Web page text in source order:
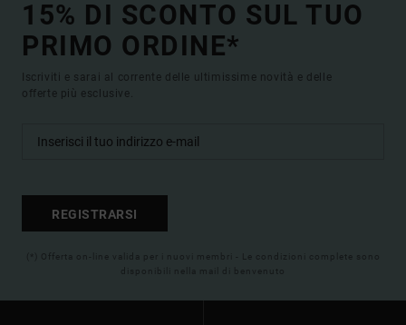
15% DI SCONTO SUL TUO
PRIMO ORDINE*
Iscriviti e sarai al corrente delle ultimissime novità e delle
offerte più esclusive.
REGISTRARSI
(*) Offerta on-line valida per i nuovi membri - Le condizioni complete sono
disponibili nella mail di benvenuto